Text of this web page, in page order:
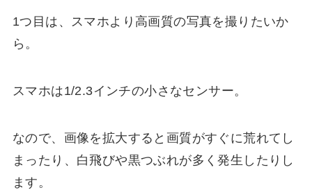
1つ目は、スマホより 高画質の写真を撮りたいか
ら。
スマホは1/2.3インチの小さなセンサー。
なので、画像を拡大すると画質がすぐに荒れてし
まったり、白飛びや黒つぶれが多く発生したりし
ます。